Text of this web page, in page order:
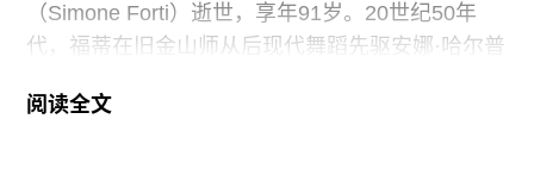
（Simone Forti）逝世，享年91岁。20世纪50年
代，福蒂在旧金山师从后现代舞蹈先驱安娜·哈尔普
品系列“舞蹈构造”（Dance Constructions）迅速崭
阅读全文